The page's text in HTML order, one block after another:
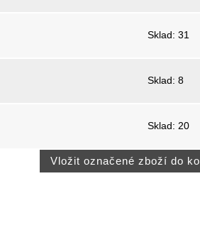
Sklad: 31
Sklad: 8
Sklad: 20